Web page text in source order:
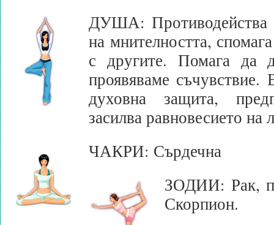
ДУША: Противодейства
на мнителността,
с другите. Помага да
проявяваме съчувствие.
духовна защита,
засилва равновесието на
ЧАКРИ: Сърдечна
ЗОДИИ: Рак,
Скорпион.